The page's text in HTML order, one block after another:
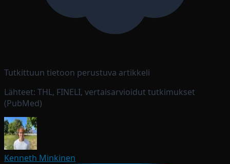
Tutkittuun tietoon perustuva artikkeli
Lähteet: THL, FINELI, vertaisarvioidut tutkimukset
(PubMed)
Kenneth Minkinen